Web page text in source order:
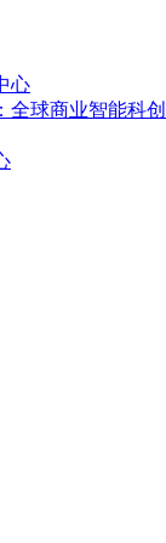
心
球商业智能科创